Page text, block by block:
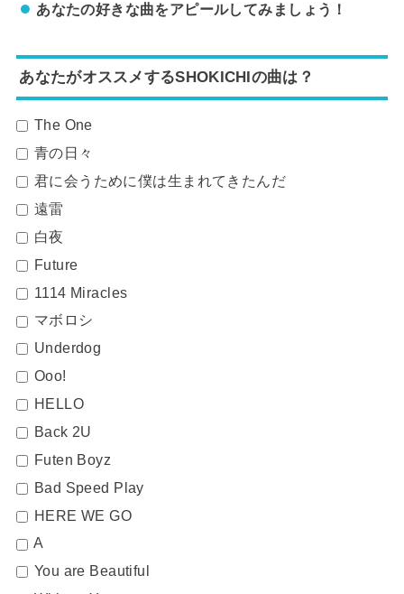
あなたの好きな曲をアピールしてみましょう！
あなたがオススメするSHOKICHIの曲は？
The One
青の日々
君に会うために僕は生まれてきたんだ
遠雷
白夜
Future
1114 Miracles
マボロシ
Underdog
Ooo!
HELLO
Back 2U
Futen Boyz
Bad Speed Play
HERE WE GO
A
You are Beautiful